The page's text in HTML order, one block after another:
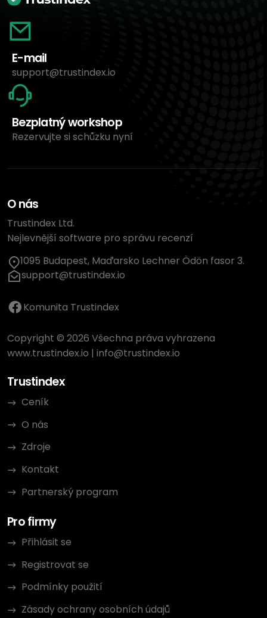
E-mail
support@trustindex.io
Bezplatný workshop
Rezervujte si schůzku nyní
O nás
Trustindex Ltd.
Nejlevnější software pro správu recenzí
1095 Budapest, Maďarsko Lechner Ödön fasor 3.
support@trustindex.io
Komunita Trustindex
Copyright © 2026 Všechna práva vyhrazena
www.trustindex.io | info@trustindex.io
Trustindex
Ceník
O nás
Zdroje
Kontakt
Partnerský program
Pro firmy
Přihlásit se
Registrovat se
Podmínky použití
Zásady ochrany osobních údajů